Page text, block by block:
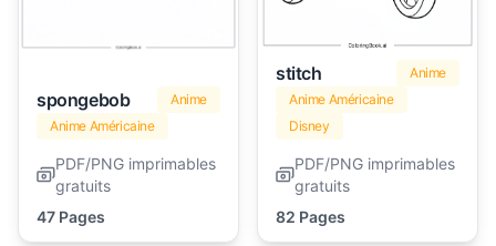
spongebob
Anime
Anime Américaine
PDF/PNG imprimables
gratuits
47 Pages
stitch
Anime
Anime Américaine
Disney
PDF/PNG imprimables
gratuits
82 Pages